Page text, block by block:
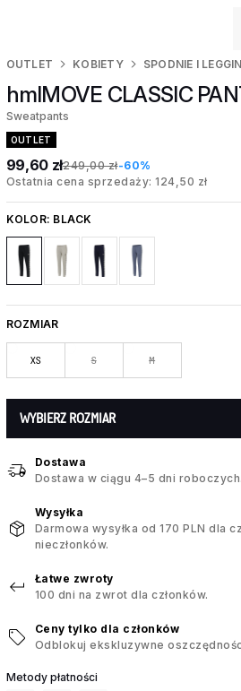
OUTLET KOBIETY SPODNIE I
hmlMOVE CLASSIC
Sweatpants
OUTLET
99,60 zł249,00 zł-60%
Ostatnia cena sprzedaży: 124,50 zł
KOLOR: BLACK
ROZMIAR
XS S M
WYBIERZ ROZMIAR
Dostawa
Dostawa w ciągu 4–5 dni roboczych.
Wysyłka
Darmowa wysyłka od 170 PLN dla
nieczłonków.
Łatwe zwroty
100 dni na zwrot dla członków.
Ceny tylko dla członków
Odblokuj ekskluzywne
Metody płatności